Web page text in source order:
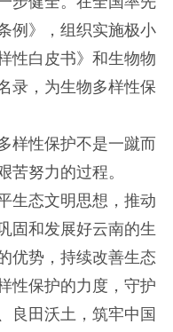
例》，组织实施极小
性白皮书》和生物物
录，为生物多样性保
性保护不是一蹴而
苦努力的过程。
态文明思想，推动
固和发展好云南的生
优势，持续改善生态
性保护的力度，守护
良田沃土，筑牢中国